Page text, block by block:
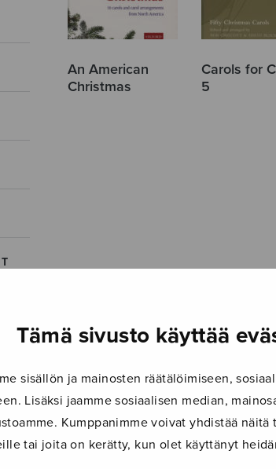
Tämä sivusto käyttää
sisällön ja mainosten räätälöimiseen,
Lisäksi jaamme sosiaalisen median,
Kumppanimme voivat yhdistää
tai joita on kerätty, kun olet käyttänyt
An American
Christmas
Carols for
5